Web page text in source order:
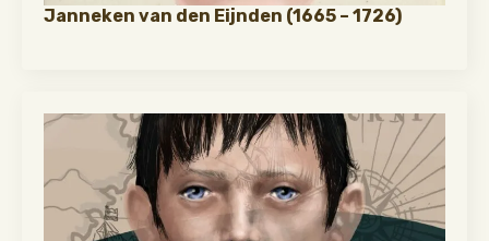
Janneken van den Eijnden (1665 – 1726)